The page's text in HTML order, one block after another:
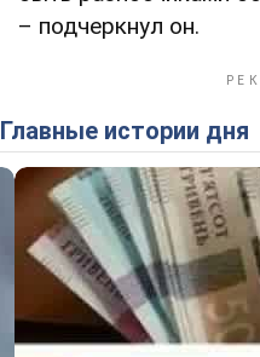
– подчеркнул он.
Главные истории дня